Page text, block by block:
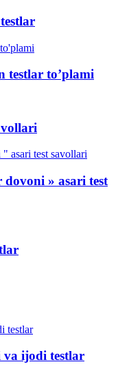
testlar to’plami
» asari test
va ijodi testlar